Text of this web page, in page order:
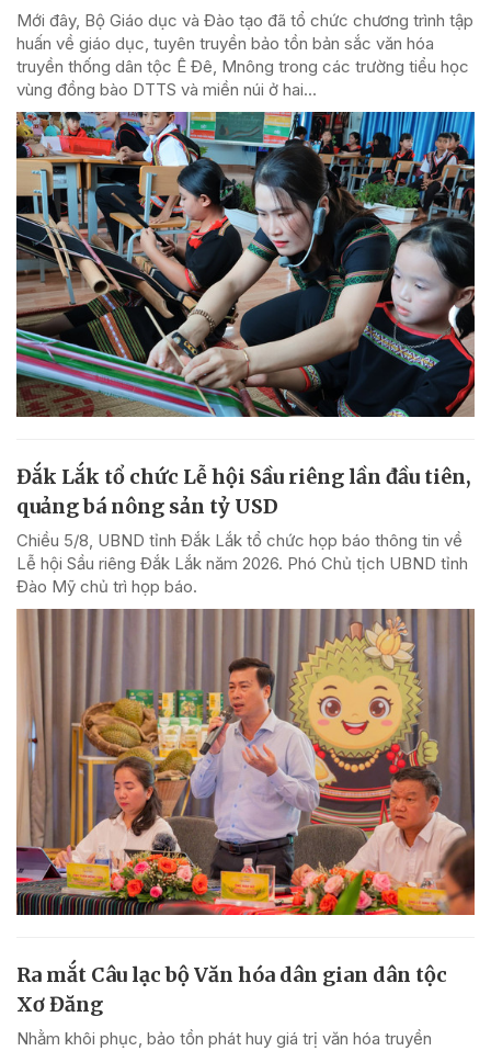
Mới đây, Bộ Giáo dục và Đào tạo đã tổ chức chương trình tập
huấn về giáo dục, tuyên truyền bảo tồn bản sắc văn hóa
truyền thống dân tộc Ê Đê, Mnông trong các trường tiểu học
vùng đồng bào DTTS và miền núi ở hai...
Đắk Lắk tổ chức Lễ hội Sầu riêng lần đầu tiên,
quảng bá nông sản tỷ USD
Chiều 5/8, UBND tỉnh Đắk Lắk tổ chức họp báo thông tin về
Lễ hội Sầu riêng Đắk Lắk năm 2026. Phó Chủ tịch UBND tỉnh
Đào Mỹ chủ trì họp báo.
Ra mắt Câu lạc bộ Văn hóa dân gian dân tộc
Xơ Đăng
Nhằm khôi phục, bảo tồn phát huy giá trị văn hóa truyền